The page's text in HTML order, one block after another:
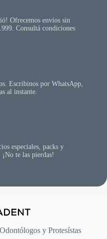
Ofrecemos envíos sin
Consultá condiciones
Escribinos por WhatsApp,
al instante.
especiales, packs y
te las pierdas!
y Protesístas